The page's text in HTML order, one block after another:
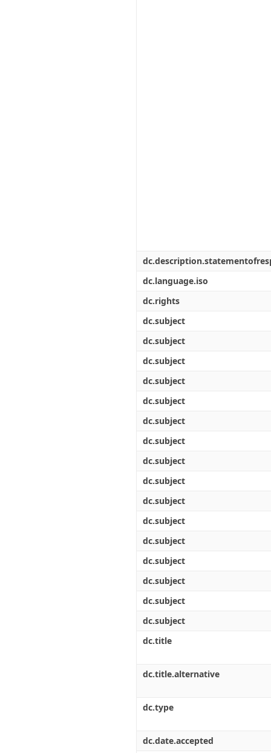
dc.language.iso
dc.rights
dc.subject
dc.subject
dc.subject
dc.subject
dc.subject
dc.subject
dc.subject
dc.subject
dc.subject
dc.subject
dc.subject
dc.subject
dc.subject
dc.subject
dc.subject
dc.subject
dc.title
dc.title.alternative
dc.type
dc.date.accepted